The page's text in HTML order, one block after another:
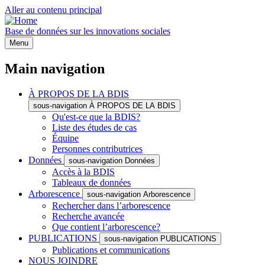
Aller au contenu principal
Base de données sur les innovations sociales
Menu
Main navigation
À PROPOS DE LA BDIS
sous-navigation À PROPOS DE LA BDIS
Qu'est-ce que la BDIS?
Liste des études de cas
Équipe
Personnes contributrices
Données
sous-navigation Données
Accès à la BDIS
Tableaux de données
Arborescence
sous-navigation Arborescence
Rechercher dans l’arborescence
Recherche avancée
Que contient l’arborescence?
PUBLICATIONS
sous-navigation PUBLICATIONS
Publications et communications
NOUS JOINDRE